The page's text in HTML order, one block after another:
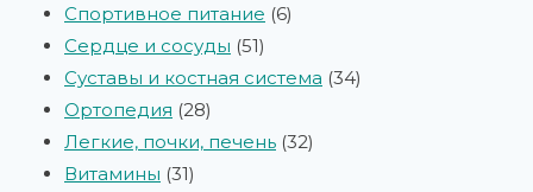
Спортивное питание 6
Сердце и сосуды 51
Суставы и костная система 34
Ортопедия 28
Легкие, почки, печень 32
Витамины 31